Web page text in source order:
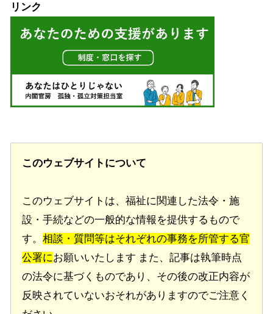
リンク
このウェブサイトについて
このウェブサイトは、福祉に関連した法令・施
設・手続などの一般的な情報を提供するもので
す。 相談・質問等はそれぞれの事務を所管する官
公署にお願いいたします また、記事は執筆時点
の法令に基づくものであり、その後の改正内容が
反映されていないおそれがありますのでご注意く